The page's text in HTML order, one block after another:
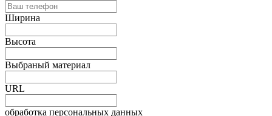
Ширина
Высота
Выбраный материал
URL
обработка персональных данных